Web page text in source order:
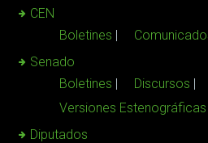
CEN
Boletines
Senado
Boletines
Discursos
Versiones Estenográficas
Diputados